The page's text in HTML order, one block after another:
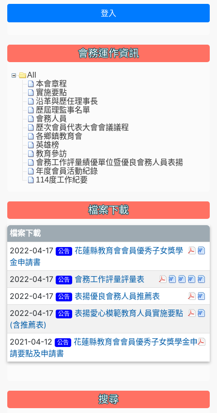
登入
會務運作資訊
All
本會章程
實施要點
沿革與歷任理事長
歷屆理監事名單
會務人員
歷次會員代表大會會議議程
各鄉鎮教育會
英雄榜
教育參訪
會務工作評量績優單位暨優良會務人員表揚
年度會員活動紀錄
114度工作紀要
檔案下載
檔案下載
於彈
2022-04-17 公告
花蓮縣教育會會員優秀子女獎學
金申請書
於彈跳視窗
下載：鄉
下載：
下載
2022-04-17 公告
會務工作評量評量表
於彈
2022-04-17 公告
表揚優良會務人員推薦表
於彈
2022-04-17 公告
表揚愛心模範教育人員實施要點
(含推薦表)
2021-04-12 公告
花蓮縣教育會會員優秀子女獎學金申
請要點及申請書
搜尋